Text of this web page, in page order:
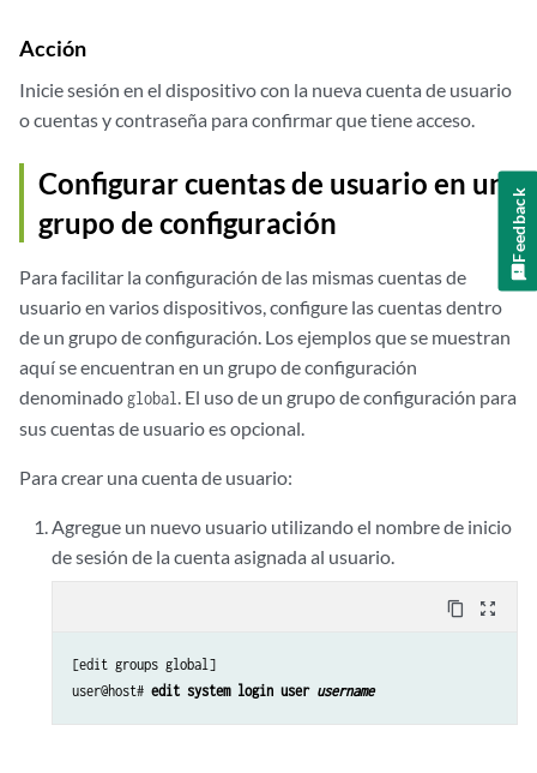
            uid 9999;
            class read-only;
        }
Acción
Inicie sesión en el dispositivo con la nueva cuenta de usuario
o cuentas y contraseña para confirmar que tiene acceso.
Configurar cuentas de usuario en un
grupo de configuración
Para facilitar la configuración de las mismas cuentas de
usuario en varios dispositivos, configure las cuentas dentro
de un grupo de configuración. Los ejemplos que se muestran
aquí se encuentran en un grupo de configuración
denominado global . El uso de un grupo de configuración para
sus cuentas de usuario es opcional.
Para crear una cuenta de usuario:
Agregue un nuevo usuario utilizando el nombre de inicio
de sesión de la cuenta asignada al usuario.
content_copy zoom_out_map
[edit groups global]
user@host# edit system login user username
Feedback